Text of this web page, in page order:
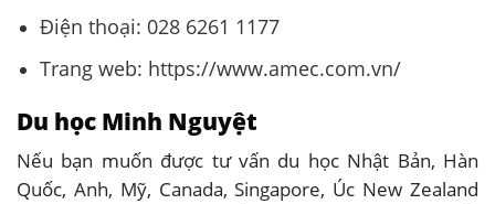
Điện thoại: 028 6261 1177
Trang web: https://www.amec.com.vn/
Du học Minh Nguyệt
Nếu bạn muốn được tư vấn du học Nhật Bản, Hàn
Quốc, Anh, Mỹ, Canada, Singapore, Úc New Zealand